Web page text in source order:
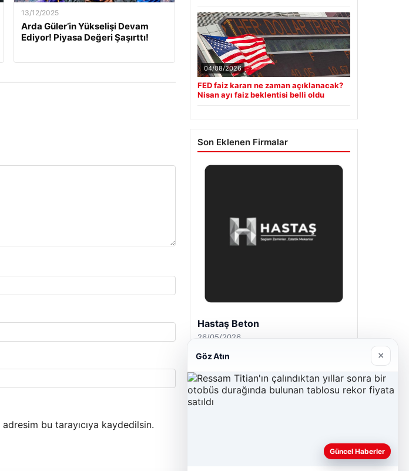
13/12/2025
Arda Güler’in Yükselişi Devam
Ediyor! Piyasa Değeri Şaşırttı!
bu tarayıcıya kaydedilsin.
04/08/2026
FED faiz kararı ne zaman açıklanacak?
Nisan ayı faiz beklentisi belli oldu
Son Eklenen Firmalar
Hastaş Beton
26/05/2026
Göz Atın ×
Güncel Haberler